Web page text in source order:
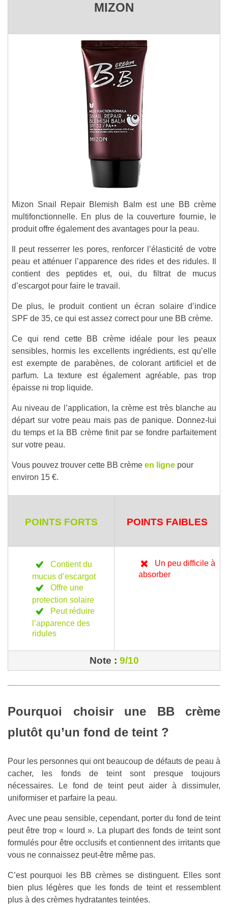
MIZON
Mizon Snail Repair Blemish Balm est une BB crème
multifonctionnelle. En plus de la couverture fournie, le
produit offre également des avantages pour la peau.
Il peut resserrer les pores, renforcer l’élasticité de votre
peau et atténuer l’apparence des rides et des ridules. Il
contient des peptides et, oui, du filtrat de mucus
d’escargot pour faire le travail.
De plus, le produit contient un écran solaire d’indice
SPF de 35, ce qui est assez correct pour une BB crème.
Ce qui rend cette BB crème idéale pour les peaux
sensibles, hormis les excellents ingrédients, est qu’elle
est exempte de parabènes, de colorant artificiel et de
parfum. La texture est également agréable, pas trop
épaisse ni trop liquide.
Au niveau de l’application, la crème est très blanche au
départ sur votre peau mais pas de panique. Donnez-lui
du temps et la BB crème finit par se fondre parfaitement
sur votre peau.
Vous pouvez trouver cette BB crème en ligne pour
environ 15 €.
POINTS FORTS POINTS FAIBLES
Contient du
mucus d’escargot
Offre une
protection solaire
Peut réduire
l’apparence des
ridules
Un peu difficile à
absorber
Note : 9/10
Pourquoi choisir une BB crème
plutôt qu’un fond de teint ?
Pour les personnes qui ont beaucoup de défauts de peau à
cacher, les fonds de teint sont presque toujours
nécessaires. Le fond de teint peut aider à dissimuler,
uniformiser et parfaire la peau.
Avec une peau sensible, cependant, porter du fond de teint
peut être trop « lourd ». La plupart des fonds de teint sont
formulés pour être occlusifs et contiennent des irritants que
vous ne connaissez peut-être même pas.
C’est pourquoi les BB crèmes se distinguent. Elles sont
bien plus légères que les fonds de teint et ressemblent
plus à des crèmes hydratantes teintées.